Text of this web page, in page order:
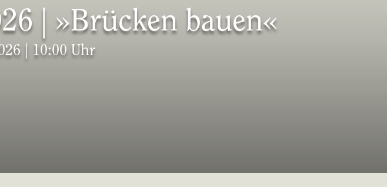
| »Brücken bauen«
| 10:00 Uhr